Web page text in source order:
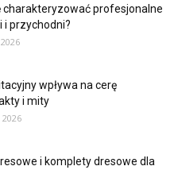
charakteryzować profesjonalne
i przychodni?
wpływa na cerę
i mity
i komplety dresowe dla